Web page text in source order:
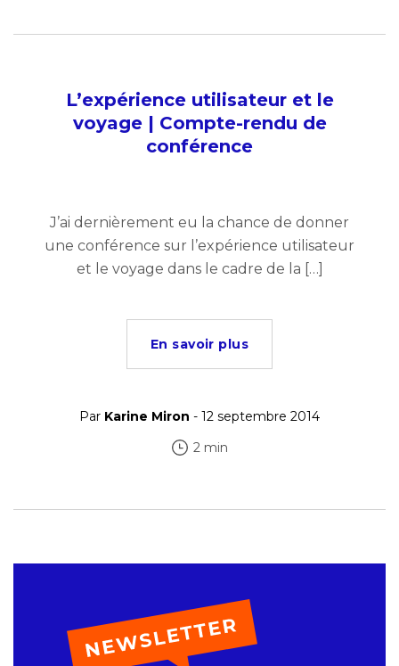
L’expérience utilisateur et le
voyage | Compte-rendu de
conférence
J’ai dernièrement eu la chance de donner
une conférence sur l’expérience utilisateur
et le voyage dans le cadre de la […]
En savoir plus
Par Karine Miron - 12 septembre 2014
2 min